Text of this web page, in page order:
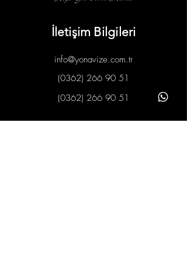
İletişim Bilgileri
info@yonavize.com.tr
(0362) 266 90 51
(0362) 266 90 51